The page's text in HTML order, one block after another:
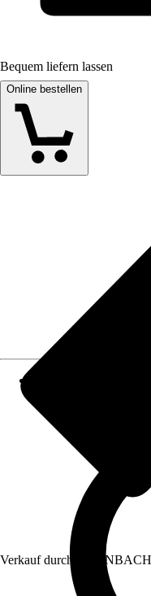
Bequem liefern lassen
Online bestellen
Verkauf durch: HORNBACH